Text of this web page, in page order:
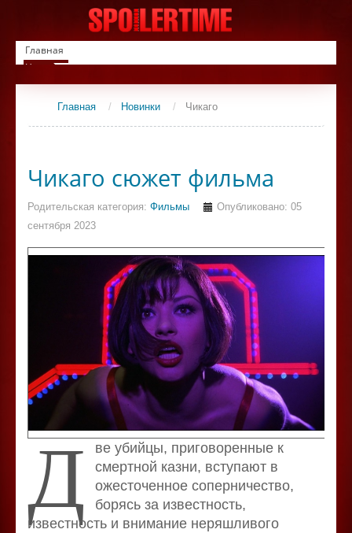
Главная
Новинки
Список фильмов
СериалыГлавная / Новинки / Чикаго
Чикаго сюжет фильма
Родительская категория: Фильмы
Опубликовано: 05
сентября 2023
Д
ве убийцы, приговоренные к
смертной казни, вступают в
ожесточенное соперничество,
борясь за известность,
известность и внимание неряшливого